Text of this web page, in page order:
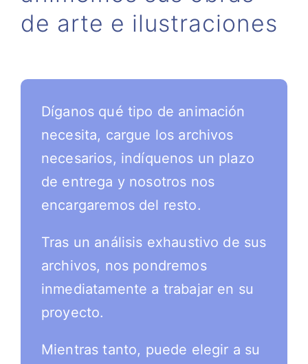
de arte e ilustraciones
Díganos qué tipo de animación
necesita, cargue los archivos
necesarios, indíquenos un plazo
de entrega y nosotros nos
encargaremos del resto.
Tras un análisis exhaustivo de sus
archivos, nos pondremos
inmediatamente a trabajar en su
proyecto.
Mientras tanto, puede elegir a su